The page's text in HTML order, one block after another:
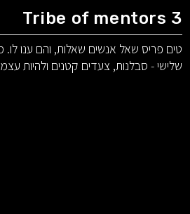
Tribe of mentors 3
טים פריס שאל אנשים שאלות, והם ענו לו.
שלישי - סבלנות, צעדים קטנים ולהיות